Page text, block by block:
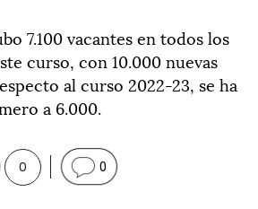
7.100 vacantes en todos los
curso, con 10.000 nuevas
al curso 2022-23, se ha
a 6.000.
0 0